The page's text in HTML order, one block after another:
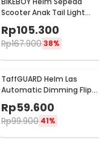
Scooter Anak Tail Light
Bicycle Helmet 14 Air Vent -
K10
Rp105.300
Rp167.90038%
TaffGUARD Helm Las
Automatic Dimming Flip
Top with Headlight - HF09
Rp59.600
Rp99.900 41%